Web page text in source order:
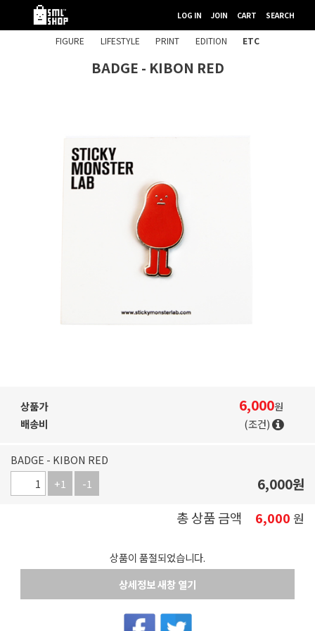
LOG IN JOIN CART SEARCH
FIGURE LIFESTYLE PRINT EDITION ETC
BADGE - KIBON RED
상품가 6,000원
배송비
(조건)
BADGE - KIBON RED
+1
-1 6,000원
총 상품 금액
6,000 원
상품이 품절되었습니다.
상세정보 새창 열기